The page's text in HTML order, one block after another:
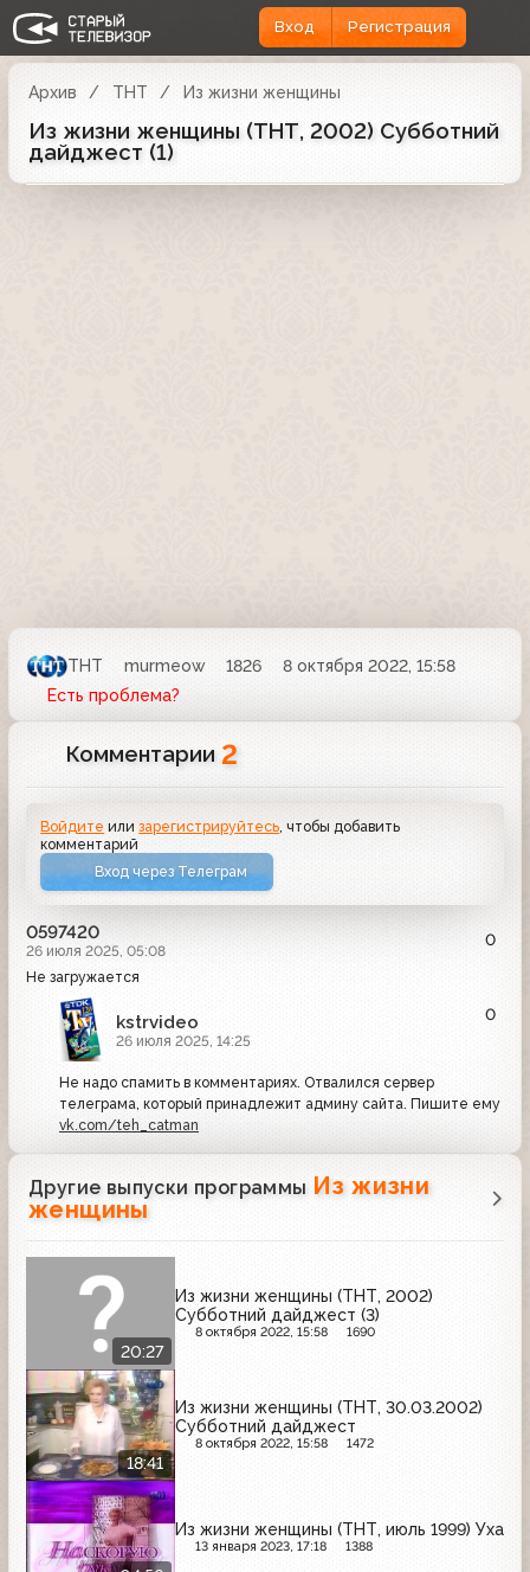
Вход Регистрация
Архив ТНТ Из жизни женщины
Из жизни женщины (ТНТ, 2002) Субботний
дайджест (1)
ТНТ murmeow 1826
8 октября 2022, 15:58
Есть проблема?
Комментарии 2
Войдите илизарегистрируйтесь , чтобы добавить
комментарий
Вход через Телеграм
0597420
26 июля 2025, 05:08
0
Не загружается
kstrvideo
26 июля 2025, 14:25
0
Не надо спамить в комментариях. Отвалился сервер
телеграма, который принадлежит админу сайта. Пишите ему
vk.com/teh_catman
Другие выпуски программы Из жизни
женщины
20:27
Из жизни женщины (ТНТ, 2002)
Субботний дайджест (3)
8 октября 2022, 15:58 1690
18:41
Из жизни женщины (ТНТ, 30.03.2002)
Субботний дайджест
8 октября 2022, 15:58 1472
Из жизни женщины (ТНТ, июль 1999) Уха
13 января 2023, 17:18 1388